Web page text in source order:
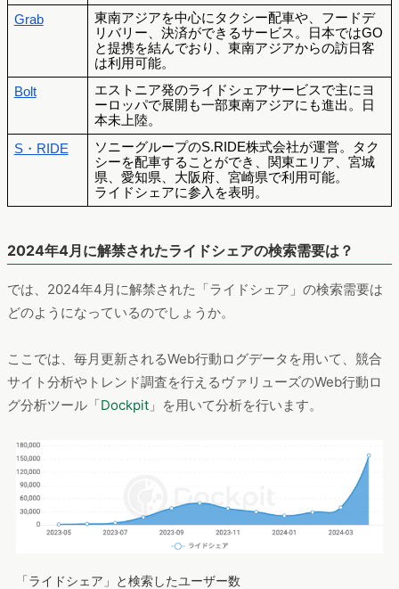
Grab
東南アジアを中心にタクシー配車や、フードデ
リバリー、決済ができるサービス。日本ではGO
と提携を結んでおり、東南アジアからの訪日客
は利用可能。
Bolt
エストニア発のライドシェアサービスで主にヨ
ーロッパで展開も一部東南アジアにも進出。日
本未上陸。
S・RIDE
ソニーグループのS.RIDE株式会社が運営。タク
シーを配車することができ、関東エリア、宮城
県、愛知県、大阪府、宮崎県で利用可能。
ライドシェアに参入を表明。
2024年4月に解禁されたライドシェアの検索需要は？
では、2024年4月に解禁された「ライドシェア」の検索需要は
どのようになっているのでしょうか。
ここでは、毎月更新されるWeb行動ログデータを用いて、競合
サイト分析やトレンド調査を行えるヴァリューズのWeb行動ロ
グ分析ツール「Dockpit 」を用いて分析を行います。
「ライドシェア」と検索したユーザー数